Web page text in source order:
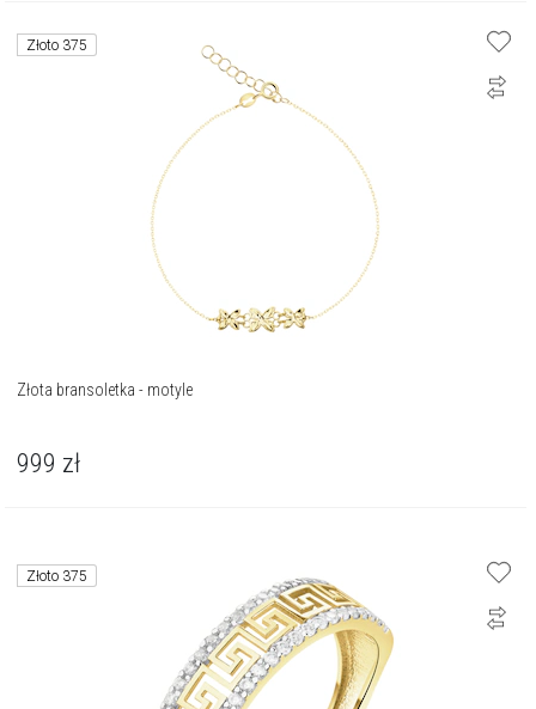
Złoto 375
Złota bransoletka - motyle
999 zł
Złoto 375